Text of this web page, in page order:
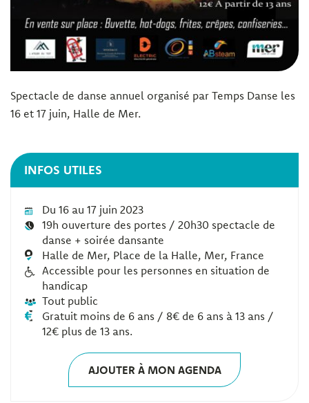
Spectacle de danse annuel organisé par Temps Danse les
16 et 17 juin, Halle de Mer.
INFOS UTILES
Du 16 au 17 juin 2023
19h ouverture des portes / 20h30 spectacle de
danse + soirée dansante
Halle de Mer, Place de la Halle, Mer, France
Accessible pour les personnes en situation de
handicap
Tout public
Gratuit moins de 6 ans / 8€ de 6 ans à 13 ans /
12€ plus de 13 ans.
AJOUTER À MON AGENDA